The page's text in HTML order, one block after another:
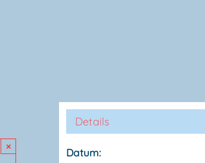
×
Details
Datum: